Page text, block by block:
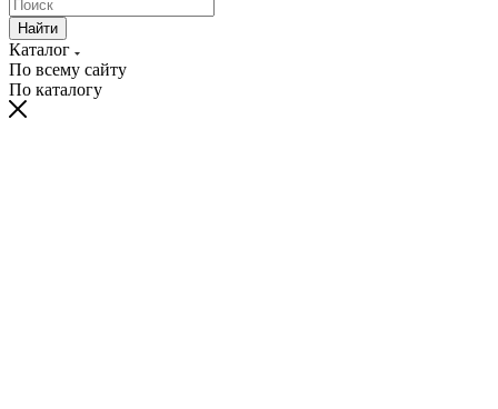
Найти
Каталог
По всему сайту
По каталогу